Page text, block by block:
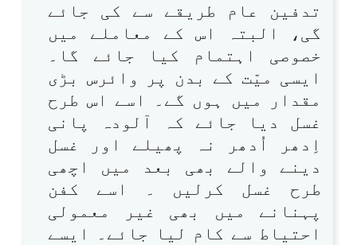
تدفین عام طریقے سے کی جائے
گی، البتہ اس کے معاملے میں
خصوصی اہتمام کیا جائے گا۔
ایسی میّت کے بدن پر وائرس بڑی
مقدار میں ہوں گے۔ اسے اس طرح
غسل دیا جائے کہ آلودہ پانی
اِدھر اُدھر نہ پھیلے اور غسل
دینے والے بھی بعد میں اچھی
طرح غسل کرلیں ۔ اسے کفن
پہنانے میں بھی غیر معمولی
احتیاط سے کام لیا جائے۔ ایسے